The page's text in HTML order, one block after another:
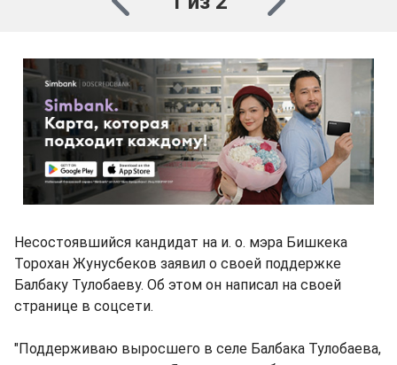
Несостоявшийся кандидат на и. о. мэра Бишкека
Торохан Жунусбеков заявил о своей поддержке
Балбаку Тулобаеву. Об этом он написал на своей
странице в соцсети.
"Поддерживаю выросшего в селе Балбака Тулобаева,